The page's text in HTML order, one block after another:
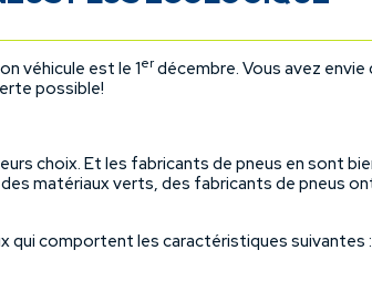
véhicule est le 1erdécembre. Vous avez
possible!
choix. Et les fabricants de pneus en sont
matériaux verts, des fabricants de pneus
qui comportent les caractéristiques suivantes :